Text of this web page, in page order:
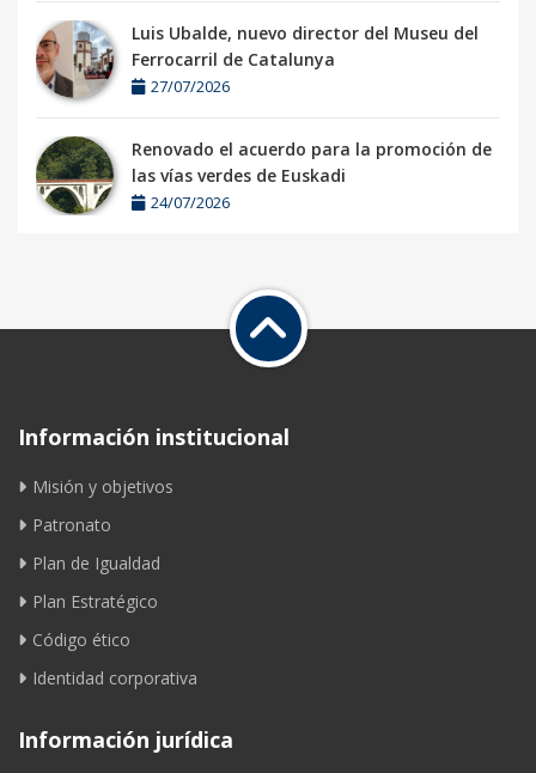
Luis Ubalde, nuevo director del Museu del
Ferrocarril de Catalunya
27/07/2026
Renovado el acuerdo para la promoción de
las vías verdes de Euskadi
24/07/2026
Información institucional
Misión y objetivos
Patronato
Plan de Igualdad
Plan Estratégico
Código ético
Identidad corporativa
Información jurídica